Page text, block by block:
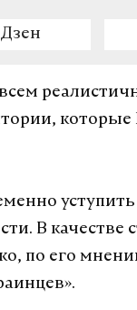
Дзен
которые
уступить
В качестве
по его